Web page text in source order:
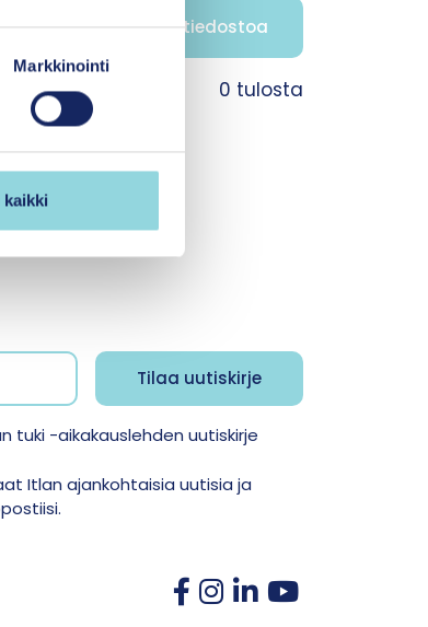
Markkinointi
kaikki
Etsi tiedostoa
0 tulosta
tuki -aikakauslehden uutiskirje
Itlan ajankohtaisia uutisia ja